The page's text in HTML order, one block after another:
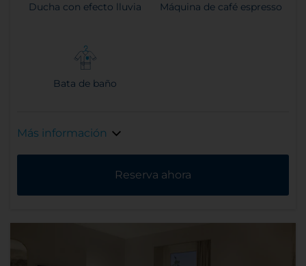
Ducha con efecto lluvia Máquina de café espresso
Bata de baño
Más información
Reserva ahora